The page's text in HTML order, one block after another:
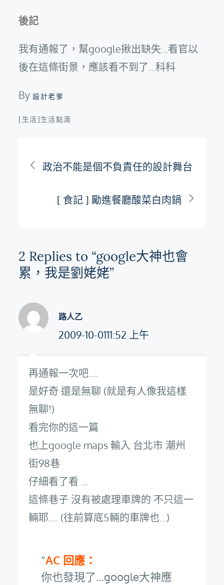
後記
我有通報了，幫google揪出缺失…看官以
後在這條街景，應該看不到了…科科
By設計老爹
[生活]生活點滴
文
覽
政治不能是個不負責任的設計舞台
[ 食記 ] 勵進餐廳酸菜白肉鍋
2 Replies to “google大神也會
累，我是劉姥姥”
路人乙
2009-10-0111:52 上午
再通報一次吧….
是好奇 還是無聊 (就是有人像我這樣
無聊!)
看完你的這一篇
也上google maps 輸入 台北市 潮州
街98巷
仔細看了看 …
這條巷子 沒有被處理車牌的 不只這一
輛耶…. (往前算底5輛的車牌也…)
AC 回應：
你也發現了…google大神應